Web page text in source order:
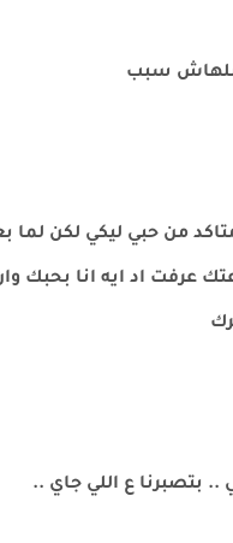
سبب
من حبي ليكي لكن لما
عرفت اد ايه انا بحبك
بتصبرنا ع اللي جاي ..